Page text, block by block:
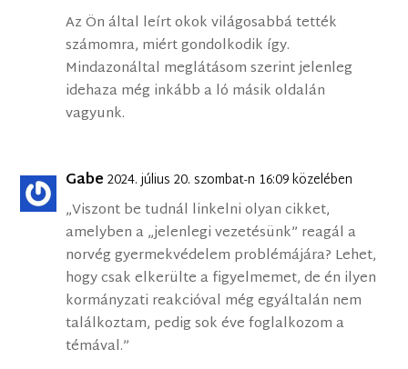
Az Ön által leírt okok világosabbá tették
számomra, miért gondolkodik így.
Mindazonáltal meglátásom szerint jelenleg
idehaza még inkább a ló másik oldalán
vagyunk.
Gabe 2024. július 20. szombat-n 16:09 közelében
„Viszont be tudnál linkelni olyan cikket,
amelyben a „jelenlegi vezetésünk” reagál a
norvég gyermekvédelem problémájára? Lehet,
hogy csak elkerülte a figyelmemet, de én ilyen
kormányzati reakcióval még egyáltalán nem
találkoztam, pedig sok éve foglalkozom a
témával.”